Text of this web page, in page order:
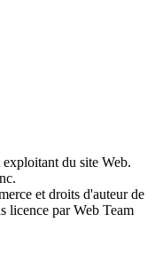
du site Web.
et droits d'auteur de
licence par Web Team